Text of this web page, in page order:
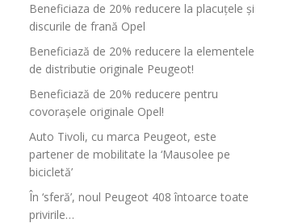
Beneficiaza de 20% reducere la placuțele și
discurile de frană Opel
Beneficiază de 20% reducere la elementele
de distributie originale Peugeot!
Beneficiază de 20% reducere pentru
covorașele originale Opel!
Auto Tivoli, cu marca Peugeot, este
partener de mobilitate la ‘Mausolee pe
bicicletă’
În ‘sferă’, noul Peugeot 408 întoarce toate
privirile…